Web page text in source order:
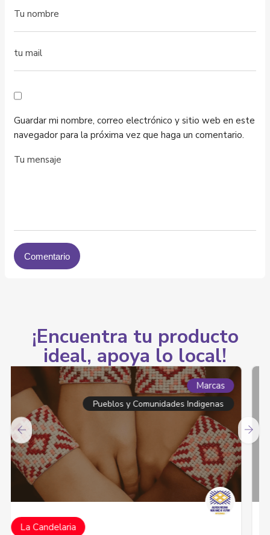
Guardar mi nombre, correo electrónico y sitio web en este
navegador para la próxima vez que haga un comentario.
¡Encuentra tu producto
ideal, apoya lo local!
Marcas
Comunidades Negras, Afrocolombianas,
Raizales Y Palenqueras
La Candelaria